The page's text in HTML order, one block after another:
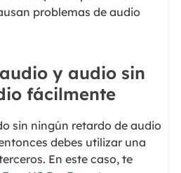
problemas de audio
y audio sin
fácilmente
sin ningún retardo de audio
debes utilizar una
En este caso, te